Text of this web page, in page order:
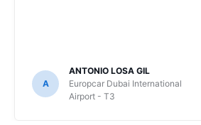
A
ANTONIO LOSA GIL
Europcar Dubai International
Airport - T3